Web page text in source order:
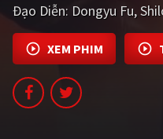
Tổng hợp
CẬP NHẬT
PHIM MỚI
Đạo Diễn: Dongyu Fu
XEM PHIM